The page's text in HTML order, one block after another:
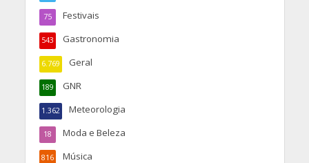
Festivais
75
Gastronomia
543
Geral
6.769
GNR
189
Meteorologia
1.362
Moda e Beleza
18
Música
816